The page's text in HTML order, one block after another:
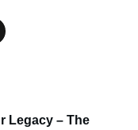
Legacy – The